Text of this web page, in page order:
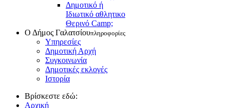
Δημοτικό ή
Ιδιωτικό αθλητικο
Θερινό Camp;
Ο Δήμος Γαλατσίουπληροφορίες
Υπηρεσίες
Δημοτική Αρχή
Συγκοινωνία
Δημοτικές εκλογές
Ιστορία
Βρίσκεστε εδώ:
Αρχική